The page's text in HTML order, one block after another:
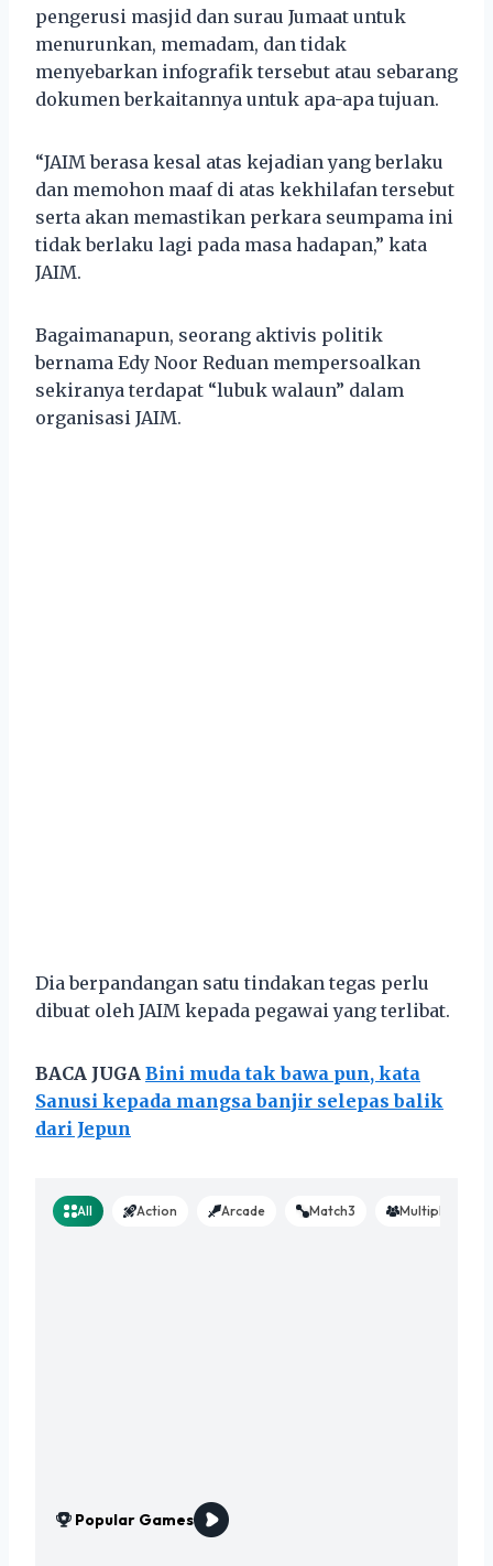
pengerusi masjid dan surau Jumaat untuk
menurunkan, memadam, dan tidak
menyebarkan infografik tersebut atau sebarang
dokumen berkaitannya untuk apa-apa tujuan.
“JAIM berasa kesal atas kejadian yang berlaku
dan memohon maaf di atas kekhilafan tersebut
serta akan memastikan perkara seumpama ini
tidak berlaku lagi pada masa hadapan,” kata
JAIM.
Bagaimanapun, seorang aktivis politik
bernama Edy Noor Reduan mempersoalkan
sekiranya terdapat “lubuk walaun” dalam
organisasi JAIM.
Dia berpandangan satu tindakan tegas perlu
dibuat oleh JAIM kepada pegawai yang terlibat.
BACA JUGA Bini muda tak bawa pun, kata
Sanusi kepada mangsa banjir selepas balik
dari Jepun